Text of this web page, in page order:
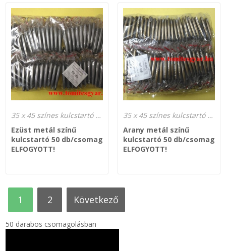
35 x 45 színes kulcstartó gyártás
Ezüst metál színű
kulcstartó 50 db/csomag
ELFOGYOTT!
35 x 45 színes kulcstartó gyártás
Arany metál színű
kulcstartó 50 db/csomag
ELFOGYOTT!
1 2 következő
50 darabos csomagolásban